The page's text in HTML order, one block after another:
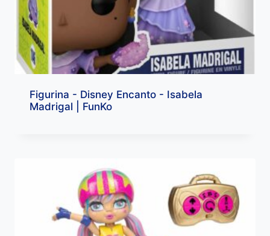
Figurina - Disney Encanto - Isabela
Madrigal | FunKo